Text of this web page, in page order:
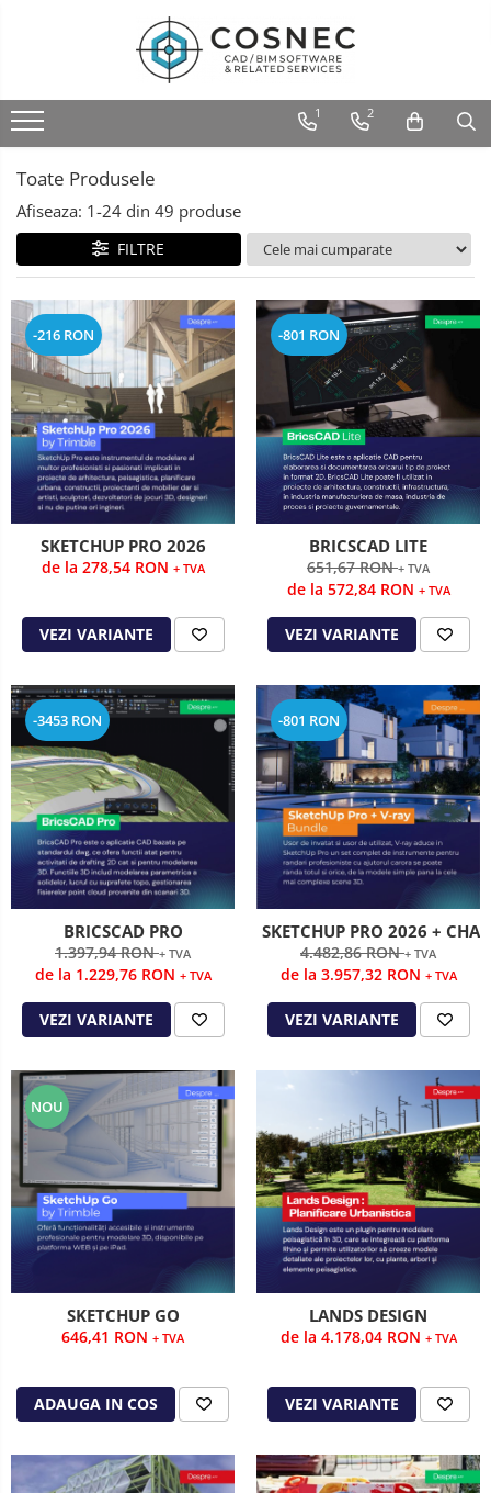
1 2
Toate Produsele
Afiseaza: 1-24 din 49 produse
FILTRE
-216 RON
SKETCHUP PRO 2026
de la 278,54 RON + TVA
VEZI VARIANTE
-801 RON
BRICSCAD LITE
651,67 RON+ TVA
de la 572,84 RON + TVA
VEZI VARIANTE
-3453 RON
BRICSCAD PRO
1.397,94 RON+ TVA
de la 1.229,76 RON + TVA
VEZI VARIANTE
-801 RON
SKETCHUP PRO 2026 +
4.482,86 RON+ TVA
de la 3.957,32 RON + TVA
VEZI VARIANTE
NOU
SKETCHUP GO
646,41 RON + TVA
ADAUGA IN COS
LANDS DESIGN
de la 4.178,04 RON + TVA
VEZI VARIANTE